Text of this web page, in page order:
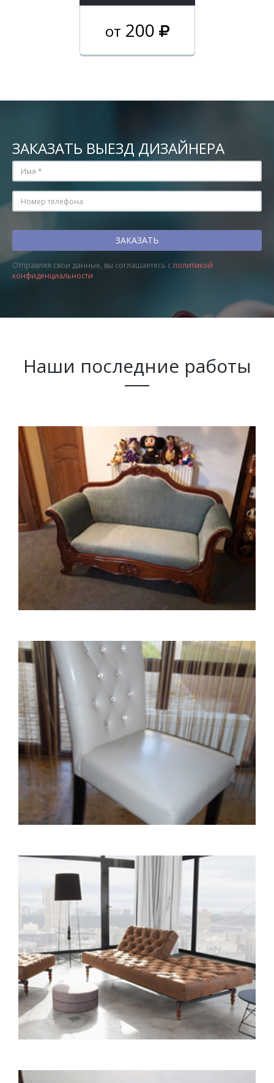
от 200
ЗАКАЗАТЬ ВЫЕЗД ДИЗАЙНЕРА
Отправляя свои данные, вы соглашаетесь с политикой
конфиденциальности
Наши последние работы